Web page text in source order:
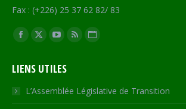
Fax : (+226) 25 37 62 82/ 83
Trouvez nous sur :
Facebook
opens
in
new
X
opens
in
new
YouTube
opens
in
new
RSS
in
new
Site
opens
in
LIENS UTILES
L’Assemblée Législative de Transition